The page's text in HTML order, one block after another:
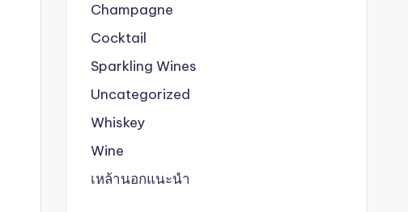
Champagne
Cocktail
Sparkling Wines
Uncategorized
Whiskey
Wine
เหล้านอกแนะนำ